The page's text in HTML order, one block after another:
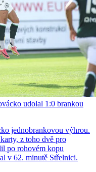
udolal 1:0 brankou
jednobrankovou výhrou.
z toho dvě pro
po rohovém kopu
v 62. minutě Střelnici.